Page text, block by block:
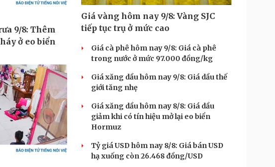
Giá vàng hôm nay 9/8: Vàng SJC
tiếp tục trụ ở mức cao
Giá cà phê hôm nay 9/8: Giá cà phê
trong nước ở mức 97.000 đồng/kg
Giá xăng dầu hôm nay 9/8: Giá dầu thế
giới tăng nhẹ
Giá xăng dầu hôm nay 8/8: Giá dầu
giảm khi có tín hiệu mở lại eo biển
Hormuz
Tỷ giá USD hôm nay 8/8: Giá bán USD
hạ xuống còn 26.468 đồng/USD